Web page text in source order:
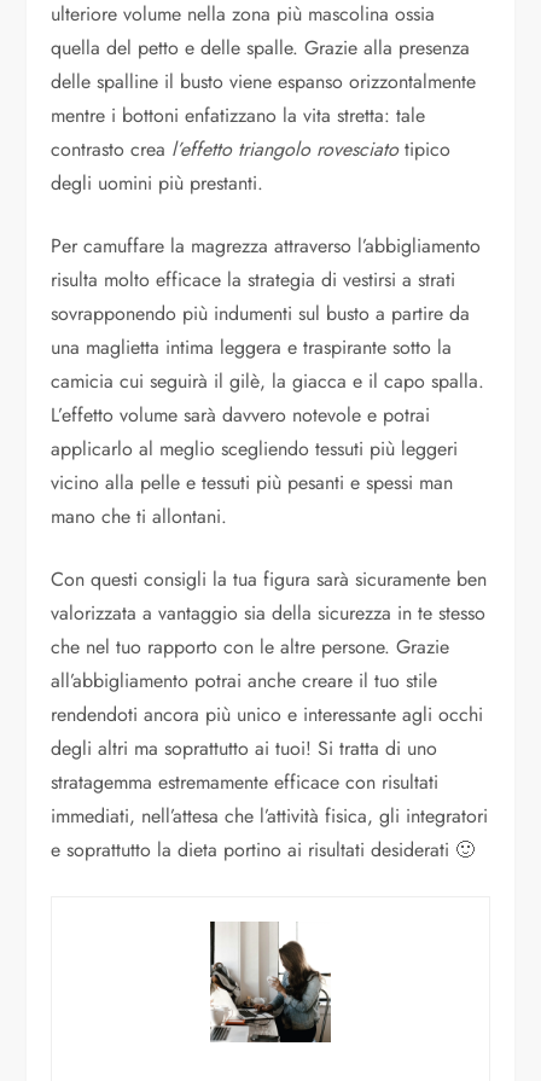
ulteriore volume nella zona più mascolina ossia
quella del petto e delle spalle. Grazie alla presenza
delle spalline il busto viene espanso orizzontalmente
mentre i bottoni enfatizzano la vita stretta: tale
contrasto crea l’effetto triangolo rovesciatotipico
degli uomini più prestanti.
Per camuffare la magrezza attraverso l’abbigliamento
risulta molto efficace la strategia di vestirsi a strati
sovrapponendo più indumenti sul busto a partire da
una maglietta intima leggera e traspirante sotto la
camicia cui seguirà il gilè, la giacca e il capo spalla.
L’effetto volume sarà davvero notevole e potrai
applicarlo al meglio scegliendo tessuti più leggeri
vicino alla pelle e tessuti più pesanti e spessi man
mano che ti allontani.
Con questi consigli la tua figura sarà sicuramente ben
valorizzata a vantaggio sia della sicurezza in te stesso
che nel tuo rapporto con le altre persone. Grazie
all’abbigliamento potrai anche creare il tuo stile
rendendoti ancora più unico e interessante agli occhi
degli altri ma soprattutto ai tuoi! Si tratta di uno
stratagemma estremamente efficace con risultati
immediati, nell’attesa che l’attività fisica, gli integratori
e soprattutto la dieta portino ai risultati desiderati 🙂